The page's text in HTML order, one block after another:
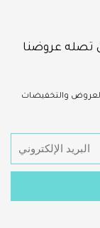
تصله عروضنا
والتخفيضات